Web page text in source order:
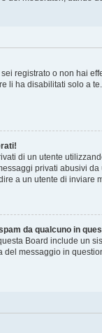
registrato o non hai
li ha disabilitati solo a
​​di un utente
privati ​​abusivi
a un utente di inviare
da qualcuno in
Board include un
messaggio in